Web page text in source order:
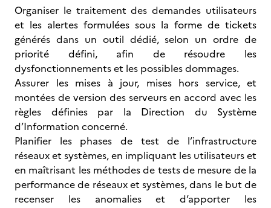
Organiser le traitement des demandes utilisateurs
et les alertes formulées sous la forme de tickets
générés dans un outil dédié, selon un ordre de
priorité défini, afin de résoudre les
dysfonctionnements et les possibles dommages.
Assurer les mises à jour, mises hors service, et
montées de version des serveurs en accord avec les
règles définies par la Direction du Système
d’Information concerné.
Planifier les phases de test de l’infrastructure
réseaux et systèmes, en impliquant les utilisateurs et
en maîtrisant les méthodes de tests de mesure de la
performance de réseaux et systèmes, dans le but de
recenser les anomalies et d’apporter les